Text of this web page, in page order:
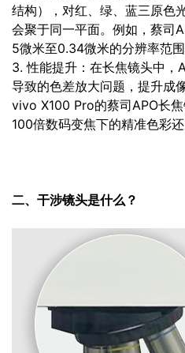
结构），对红、绿、蓝三原色
会聚于同一平面。例如，蔡司
5微米至0.34微米的分辨率范围
3. 性能提升：在长焦镜头中，
导致的色差放大问题，提升成
vivo X100 Pro的蔡司APO长
100倍数码变焦下的精准色彩还
二、干涉镜头是什么？